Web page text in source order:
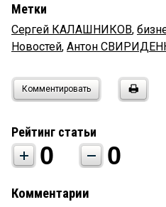
Метки
Сергей КАЛАШНИКОВ,
Новостей, Антон
Комментировать
Рейтинг статьи
0 0
Комментарии